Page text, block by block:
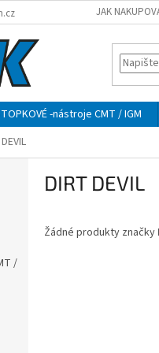
JAK
-nástroje CMT / IGM
/
DIRT DEVIL
Žádné produkty značky